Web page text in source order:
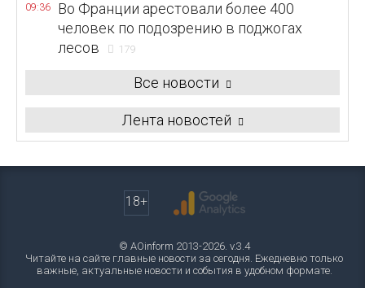
09:36
Во Франции арестовали более 400
человек по подозрению в поджогах
лесов
179
Все новости
Лента новостей
18+
© AOinform 2013-2026. v.3.4
Читайте на сайте главные новости за сегодня. Ежедневно только
важные, актуальные новости и события в удобном формате.